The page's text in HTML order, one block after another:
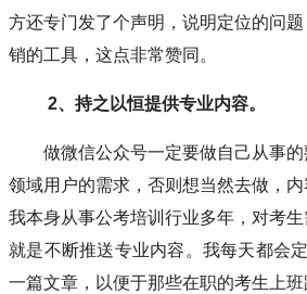
方还专门发了个声明，说明定位的问
销的工具，这点非常赞同。
2、持之以恒提供专业内容。
做微信公众号一定要做自己从事
领域用户的需求，否则想当然去做，内
我本身从事公考培训行业多年，对考
就是不断推送专业内容。我每天都会
一篇文章，以便于那些在职的考生上